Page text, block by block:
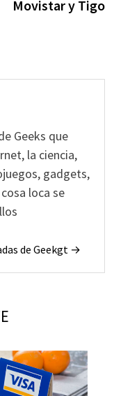
Movistar y Tigo
Geeks que
la ciencia,
gadgets,
loca se
de Geekgt →